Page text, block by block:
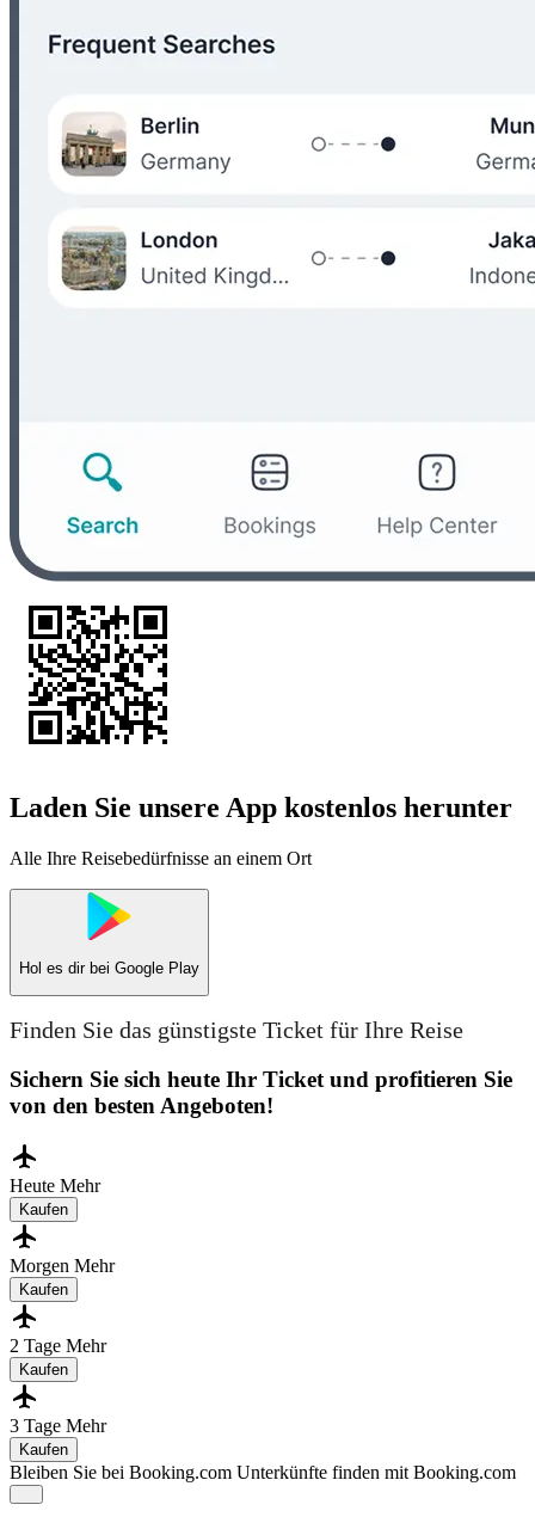
Laden Sie unsere App kostenlos herunter
Alle Ihre Reisebedürfnisse an einem Ort
Hol es dir bei Google Play
Finden Sie das günstigste Ticket für Ihre Reise
Sichern Sie sich heute Ihr Ticket und profitieren Sie
von den besten Angeboten!
Heute Mehr
Kaufen
Morgen Mehr
Kaufen
2 Tage Mehr
Kaufen
3 Tage Mehr
Kaufen
Bleiben Sie bei Booking.com Unterkünfte finden mit Booking.com